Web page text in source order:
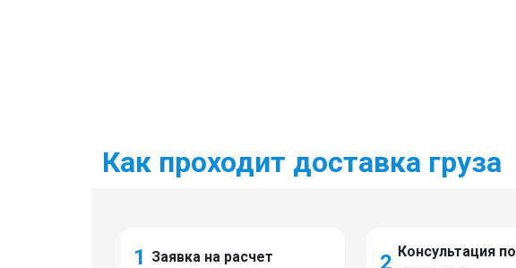
Как проходит доставка груза
1 Заявка на расчет 2 Консультация по